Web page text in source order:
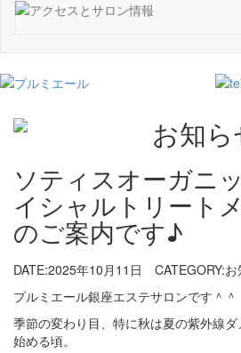
ソティスオーガニ
イシャルトリート
のご案内です♪
DATE:2025年10月11日
CATEGORY:
プルミエール銀座エステサロンです＾＾
季節の変わり目、特に秋は夏の紫外線
始める頃。